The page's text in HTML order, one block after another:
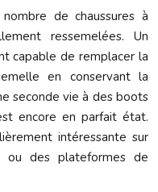
de chaussures à
ressemelées. Un
capable de remplacer la
en conservant la
seconde vie à des boots
encore en parfait état.
intéressante sur
des plateformes de